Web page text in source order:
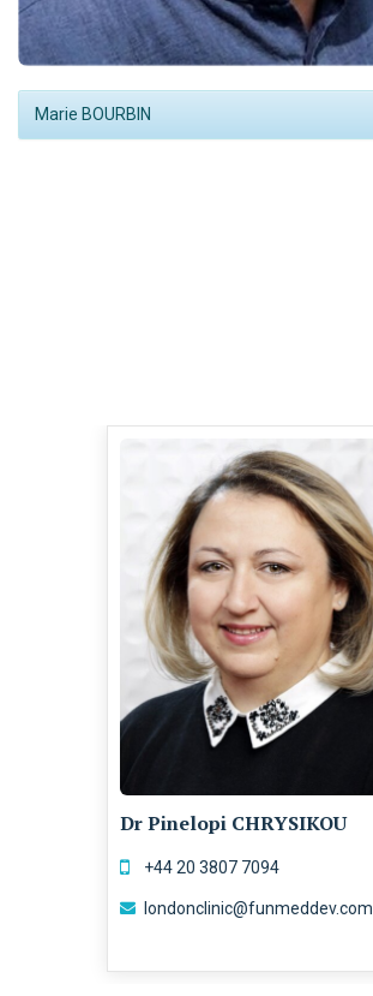
Marie BOURBIN
Dr Pinelopi CHRYSIKOU
+44 20 3807 7094
londonclinic@funmeddev.com